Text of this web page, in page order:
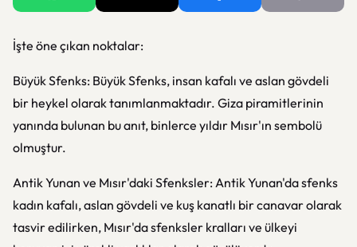
İşte öne çıkan noktalar:
Büyük Sfenks: Büyük Sfenks, insan kafalı ve aslan gövdeli
bir heykel olarak tanımlanmaktadır. Giza piramitlerinin
yanında bulunan bu anıt, binlerce yıldır Mısır'ın sembolü
olmuştur.
Antik Yunan ve Mısır'daki Sfenksler: Antik Yunan'da sfenks
kadın kafalı, aslan gövdeli ve kuş kanatlı bir canavar olarak
tasvir edilirken, Mısır'da sfenksler kralları ve ülkeyi